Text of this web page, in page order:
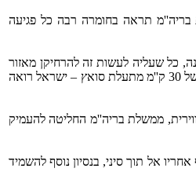
תראה בחומרה רבה כל פגיעה
כל שעליה לעשות זה להרחיקן מאזור
המלחמה. הוא הדין בנושא המטוסים. לישראל אין שום כוונה, ואין לה שום רצון, לפגוע במטוסיה של בריה''מ. אבל בגלל שבאזור תעלת סואץ מתנהלת מלחמה, כל מטוס זר שטס ברדיוס של 30 ק''מ מתעלת סואץ – ישראל רואה
ממשלת בריה''מ החליטה להעמיק
אל תוך סיני, בנסיון נוסף להשמיד